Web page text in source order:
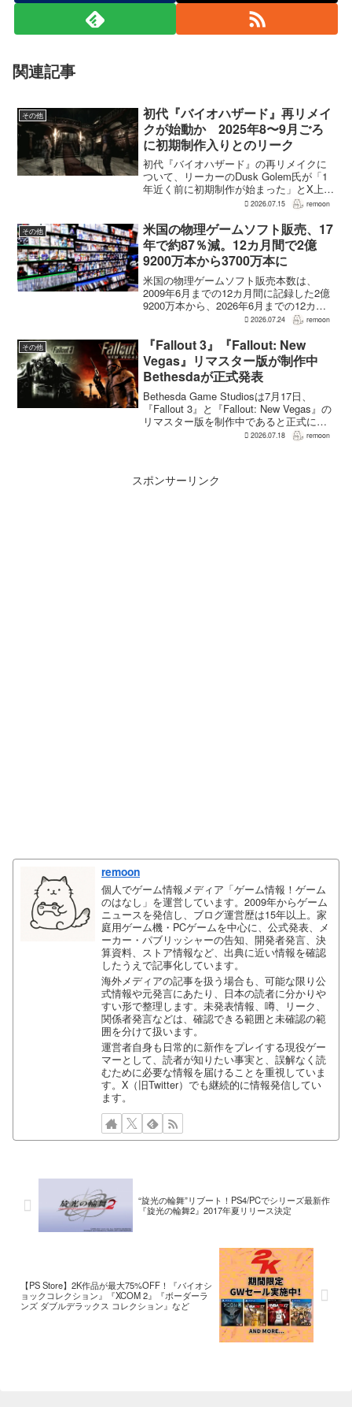
関連記事
その他
初代『バイオハザード』再リメイ
クが始動か 2025年8〜9月ごろ
に初期制作入りとのリーク
初代『バイオハザード』の再リメイクに
ついて、リーカーのDusk Golem氏が「1
年近く前に初期制作が始まった」とX上で
述べた。同氏によれば、プリプロダクシ
本格制作へ移るのは『バイオハザード
RE:...
2026.07.15 remoon
その他
米国の物理ゲームソフト販売、17
年で約87％減。12カ月間で2億
9200万本から3700万本に
米国の物理ゲームソフト販売本数は、
2009年6月までの12カ月間に記録した2億
9200万本から、2026年6月までの12カ月
間には3700万本まで減少した。市場調査
2億5500万本、約87％の減...
2026.07.24 remoon
その他
『Fallout 3』『Fallout: New
Vegas』リマスター版が制作中
Bethesdaが正式発表
Bethesda Game Studiosは7月17日、
『Fallout 3』と『Fallout: New Vegas』の
リマスター版を制作中であると正式に発
表した。同社は今後のプロジェクトを紹
2026.07.18 remoon
スポンサーリンク
remoon
個人でゲーム情報メディア「ゲーム情報！ゲーム
のはなし」を運営しています。2009年からゲーム
ニュースを発信し、ブログ運営歴は15年以上。家
庭用ゲーム機・PCゲームを中心に、公式発表、メ
ーカー・パブリッシャーの告知、開発者発言、決
算資料、ストア情報など、出典に近い情報を確認
したうえで記事化しています。
海外メディアの記事を扱う場合も、可能な限り公
式情報や元発言にあたり、日本の読者に分かりや
すい形で整理します。未発表情報、噂、リーク、
関係者発言などは、確認できる範囲と未確認の範
囲を分けて扱います。
運営者自身も日常的に新作をプレイする現役ゲー
マーとして、読者が知りたい事実と、誤解なく読
むために必要な情報を届けることを重視していま
す。X（旧Twitter）でも継続的に情報発信してい
ます。
“旋光の輪舞”リブート！PS4/PCでシリーズ最新作
『旋光の輪舞2』2017年夏リリース決定
【PS Store】2K作品が最大75%OFF！『バイオシ
ョックコレクション』『XCOM 2』『ボーダーラ
ンズ ダブルデラックス コレクション』など